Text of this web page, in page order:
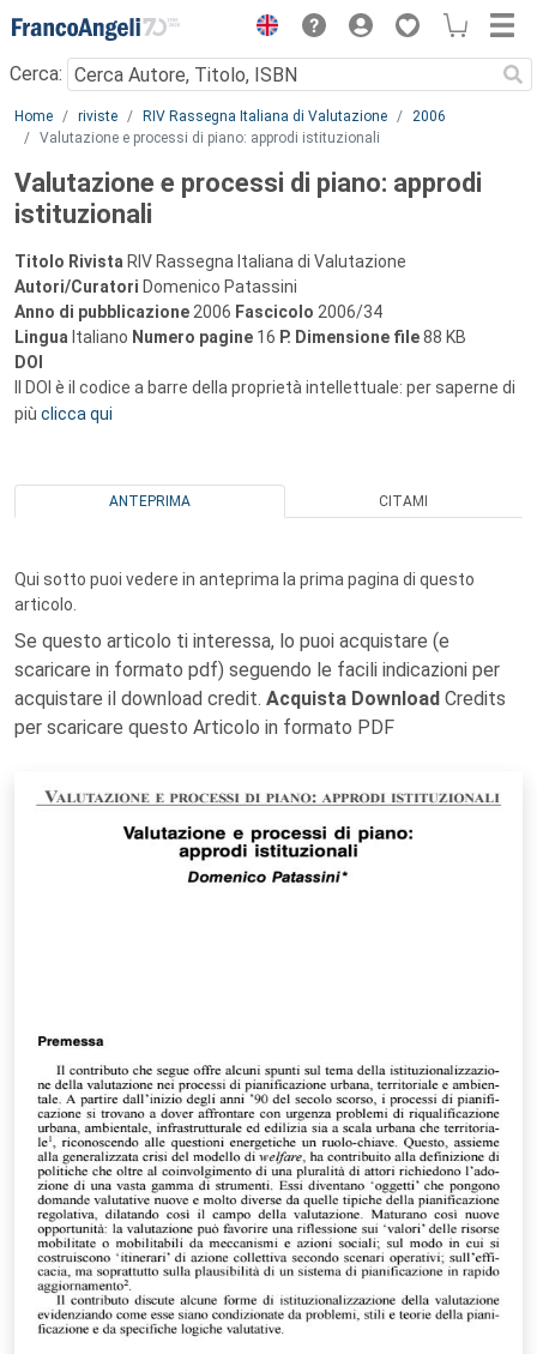
Menu
Cerca:
Main content
Home riviste RIV Rassegna Italiana di Valutazione
2006
Valutazione e processi di piano: approdi istituzionali
Valutazione e processi di piano: approdi
istituzionali
Titolo Rivista RIV Rassegna Italiana di Valutazione
Autori/Curatori Domenico Patassini
Anno di pubblicazione 2006 Fascicolo 2006/34
Lingua Italiano Numero pagine 16 P. Dimensione file88 KB
DOI
Il DOI è il codice a barre della proprietà intellettuale: per saperne di
più clicca qui
ANTEPRIMA CITAMI
Qui sotto puoi vedere in anteprima la prima pagina di questo
articolo.
Se questo articolo ti interessa, lo puoi acquistare (e
scaricare in formato pdf) seguendo le facili indicazioni per
acquistare il download credit. Acquista Download Credits
per scaricare questo Articolo in formato PDF